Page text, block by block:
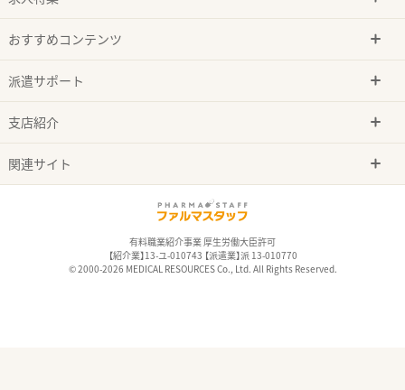
おすすめコンテンツ
派遣サポート
支店紹介
関連サイト
有料職業紹介事業 厚生労働大臣許可
【紹介業】13-ユ-010743 【派遣業】派 13-010770
© 2000-2026 MEDICAL RESOURCES Co., Ltd. All Rights Reserved.